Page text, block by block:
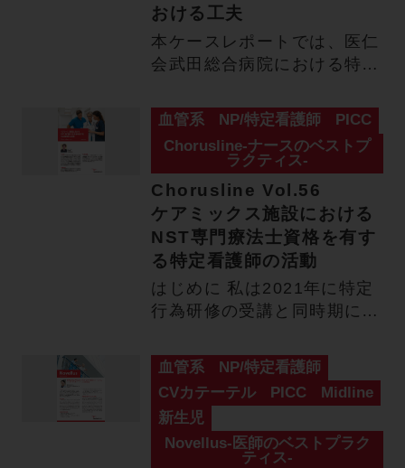
おける工夫
本ケースレポートでは、医仁
会武田総合病院における特定
PICC…
血管系 NP/特定看護師
PICC
Chorusline-ナースのベストプ
ラクティス-
Chorusline Vol.56
ケアミックス施設における
NST専門療法士資格を有す
る特定看護師の活動
はじめに 私は2021年に特定
行為研修の受講と同時期に
血管系
NP/特定看護師
CVカテーテル
PICC
Midline
新生児
Novellus-医師のベストプラク
ティス-